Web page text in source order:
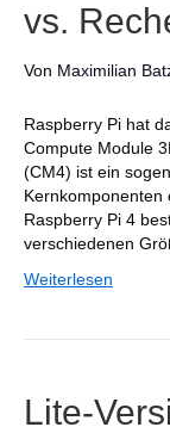
vs.
Von Maximilian
Raspberry Pi hat
Compute Module
(CM4) ist ein
Kernkomponenten
Raspberry Pi 4
verschiedenen
Weiterlesen
Lite-